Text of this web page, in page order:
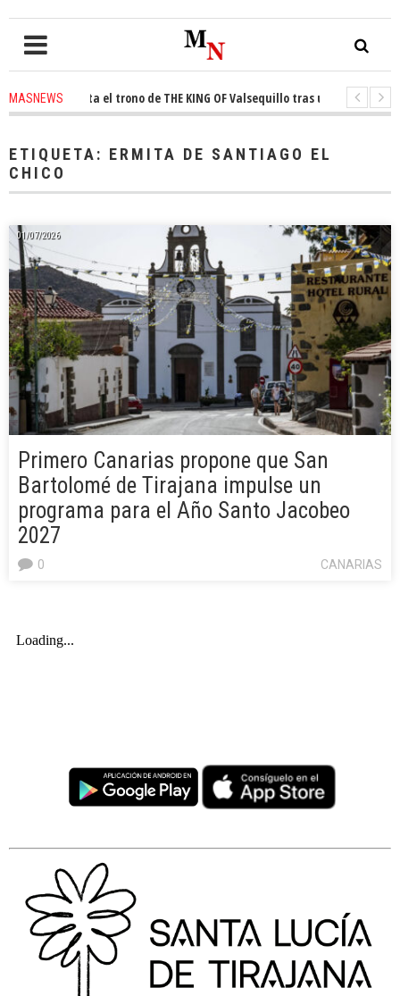
MASNEWS
conquista el trono de THE KING OF Valsequillo tras una jornada de
ETIQUETA: ERMITA DE SANTIAGO EL
CHICO
01/07/2026
Primero Canarias propone que San
Bartolomé de Tirajana impulse un
programa para el Año Santo Jacobeo
2027
CANARIAS
0